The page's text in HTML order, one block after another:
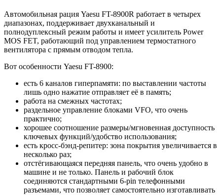
Автомобильная рация Yaesu FT-8900R работает в четырех
диапазонах, поддерживает двухканальный и
полнодуплексный режим работы и имеет усилитель Power
MOS FET, работающий под управлением термостатного
вентилятора с прямым отводом тепла.
Вот особенности Yaesu FT-8900:
есть 6 каналов гиперпамяти: по выставлении частоты
лишь одно нажатие отправляет её в память;
работа на смежных частотах;
раздельное управление блоками VFO, что очень
практично;
хорошее соотношение размеры/мгновенная доступность
ключевых функций/удобство использования;
есть кросс-бэнд-репитер: зона покрытия увеличивается в
несколько раз;
отстёгивающаяся передняя панель, что очень удобно в
машине и не только. Панель и рабочий блок
соединяются стандартными 6-pin телефонными
разъемами, что позволяет самостоятельно изготавливать